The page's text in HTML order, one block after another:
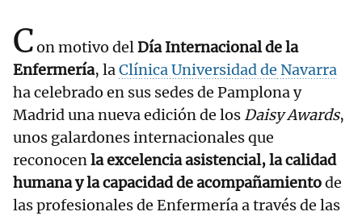
Con motivo delDía Internacional de la
Enfermería, laClínica Universidad de Navarra
ha celebrado en sus sedes de Pamplona y
Madrid una nueva edición de los Daisy Awards,
unos galardones internacionales que
reconocenla excelencia asistencial, la calidad
humana y la capacidad de acompañamientode
las profesionales de Enfermería a través de las